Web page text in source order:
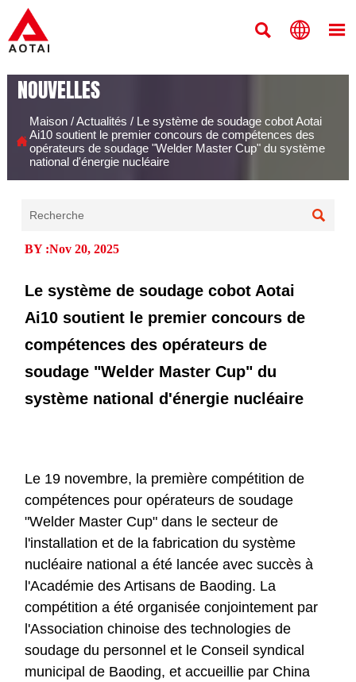
  
NOUVELLES

Maison/Actualités / Le système de soudage cobot Aotai
Ai10 soutient le premier concours de compétences des
opérateurs de soudage "Welder Master Cup" du système
national d'énergie nucléaire

BY :Nov 20, 2025
Le système de soudage cobot Aotai
Ai10 soutient le premier concours de
compétences des opérateurs de
soudage "Welder Master Cup" du
système national d'énergie nucléaire
Le 19 novembre, la première compétition de
compétences pour opérateurs de soudage
"Welder Master Cup" dans le secteur de
l'installation et de la fabrication du système
nucléaire national a été lancée avec succès à
l'Académie des Artisans de Baoding. La
compétition a été organisée conjointement par
l'Association chinoise des technologies de
soudage du personnel et le Conseil syndical
municipal de Baoding, et accueillie par China